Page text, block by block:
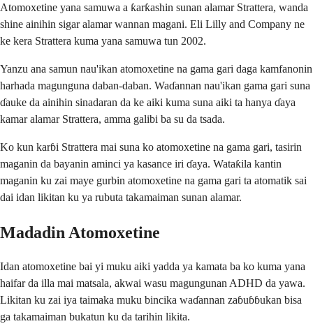
Atomoxetine yana samuwa a ƙarƙashin sunan alamar Strattera, wanda
shine ainihin sigar alamar wannan magani. Eli Lilly and Company ne
ke kera Strattera kuma yana samuwa tun 2002.
Yanzu ana samun nau'ikan atomoxetine na gama gari daga kamfanonin
harhada magunguna daban-daban. Waɗannan nau'ikan gama gari suna
ɗauke da ainihin sinadaran da ke aiki kuma suna aiki ta hanya ɗaya
kamar alamar Strattera, amma galibi ba su da tsada.
Ko kun karɓi Strattera mai suna ko atomoxetine na gama gari, tasirin
maganin da bayanin aminci ya kasance iri ɗaya. Wataƙila kantin
maganin ku zai maye gurbin atomoxetine na gama gari ta atomatik sai
dai idan likitan ku ya rubuta takamaiman sunan alamar.
Madadin Atomoxetine
Idan atomoxetine bai yi muku aiki yadda ya kamata ba ko kuma yana
haifar da illa mai matsala, akwai wasu magungunan ADHD da yawa.
Likitan ku zai iya taimaka muku bincika waɗannan zaɓuɓɓukan bisa
ga takamaiman bukatun ku da tarihin likita.